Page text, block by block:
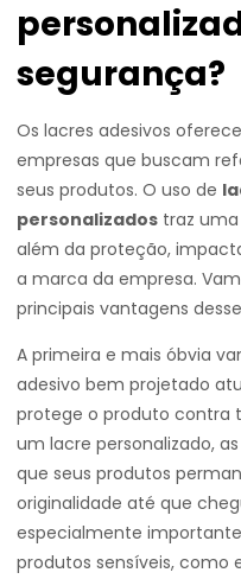
segurança?
Os lacres adesivos
empresas que buscam
seus produtos. O uso de
personalizados traz
além da proteção,
a marca da empresa.
principais vantagens
A primeira e mais óbvia
adesivo bem projetado
protege o produto contra
um lacre personalizado,
que seus produtos
originalidade até que
especialmente
produtos sensíveis, como